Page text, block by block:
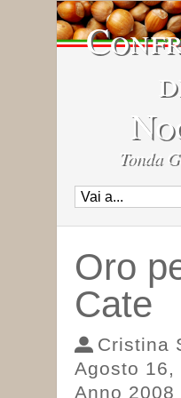
Tonda
Oro
Cate
Cristina
Agosto 16,
Anno 2008